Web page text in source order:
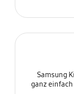
Samsung
ganz